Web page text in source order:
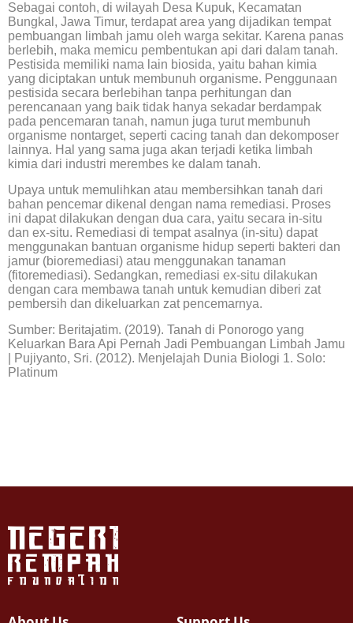
Sebagai contoh, di wilayah Desa Kupuk, Kecamatan
Bungkal, Jawa Timur, terdapat area yang dijadikan tempat
pembuangan limbah jamu oleh warga sekitar. Karena panas
berlebih, maka memicu pembentukan api dari dalam tanah.
Pestisida memiliki nama lain biosida, yaitu bahan kimia
yang diciptakan untuk membunuh organisme. Penggunaan
pestisida secara berlebihan tanpa perhitungan dan
perencanaan yang baik tidak hanya sekadar berdampak
pada pencemaran tanah, namun juga turut membunuh
organisme nontarget, seperti cacing tanah dan dekomposer
lainnya. Hal yang sama juga akan terjadi ketika limbah
kimia dari industri merembes ke dalam tanah.
Upaya untuk memulihkan atau membersihkan tanah dari
bahan pencemar dikenal dengan nama remediasi. Proses
ini dapat dilakukan dengan dua cara, yaitu secara in-situ
dan ex-situ. Remediasi di tempat asalnya (in-situ) dapat
menggunakan bantuan organisme hidup seperti bakteri dan
jamur (bioremediasi) atau menggunakan tanaman
(fitoremediasi). Sedangkan, remediasi ex-situ dilakukan
dengan cara membawa tanah untuk kemudian diberi zat
pembersih dan dikeluarkan zat pencemarnya.
Sumber: Beritajatim. (2019). Tanah di Ponorogo yang
Keluarkan Bara Api Pernah Jadi Pembuangan Limbah Jamu
| Pujiyanto, Sri. (2012). Menjelajah Dunia Biologi 1. Solo:
Platinum